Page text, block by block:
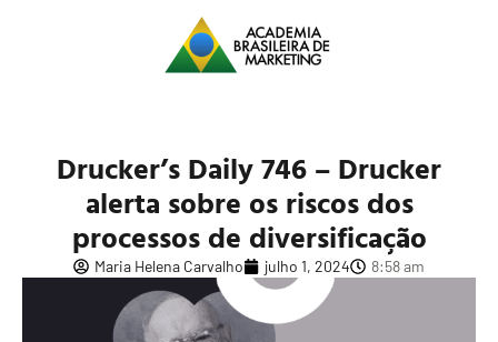
Drucker’s Daily 746 – Drucker
alerta sobre os riscos dos
processos de diversificação
Maria Helena Carvalho julho 1, 2024 8:58 am